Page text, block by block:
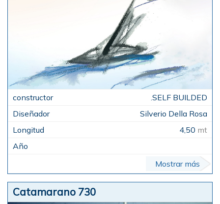
.SELF BUILDED
Silverio Della Rosa
4,50 mt
Mostrar más
Catamarano 730